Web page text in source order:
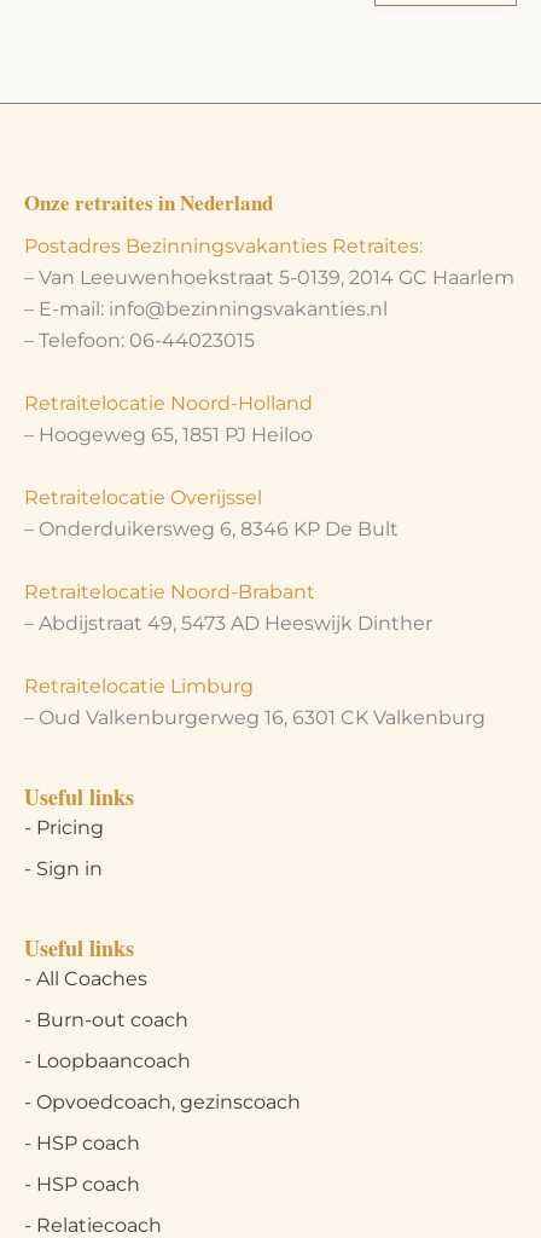
Onze retraites in Nederland
Postadres Bezinningsvakanties Retraites:
– Van Leeuwenhoekstraat 5-0139, 2014 GC Haarlem
– E-mail: info@bezinningsvakanties.nl
– Telefoon: 06-44023015
Retraitelocatie Noord-Holland
– Hoogeweg 65, 1851 PJ Heiloo
Retraitelocatie Overijssel
– Onderduikersweg 6, 8346 KP De Bult
Retraitelocatie Noord-Brabant
– Abdijstraat 49, 5473 AD Heeswijk Dinther
Retraitelocatie Limburg
– Oud Valkenburgerweg 16, 6301 CK Valkenburg
Useful links
- Pricing
- Sign in
Useful links
- All Coaches
- Burn-out coach
- Loopbaancoach
- Opvoedcoach, gezinscoach
- HSP coach
- HSP coach
- Relatiecoach